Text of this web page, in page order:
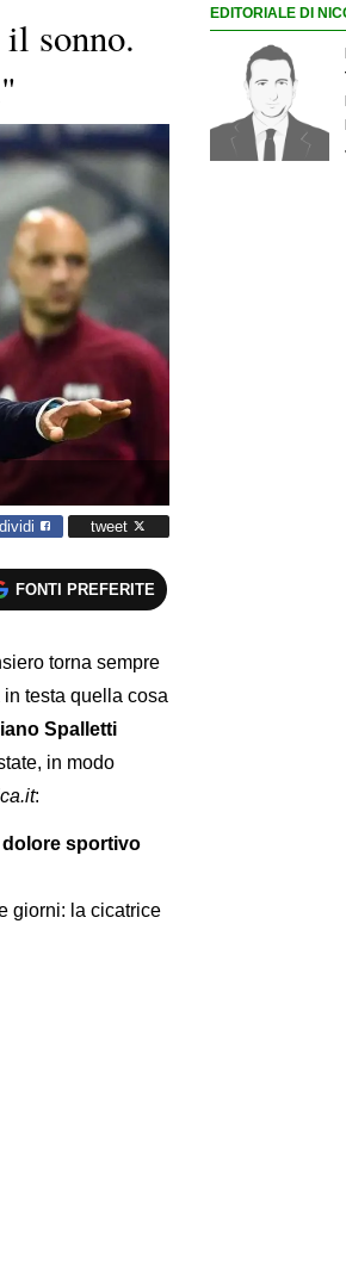
sonno.
tweet
FONTI PREFERITE
torna sempre
testa quella cosa
Spalletti
in modo
:
dolore sportivo
giorni: la cicatrice
EDITORIALE DI